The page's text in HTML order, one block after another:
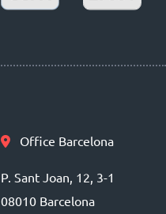
Office Barcelona
P. Sant Joan, 12, 3-1
08010 Barcelona